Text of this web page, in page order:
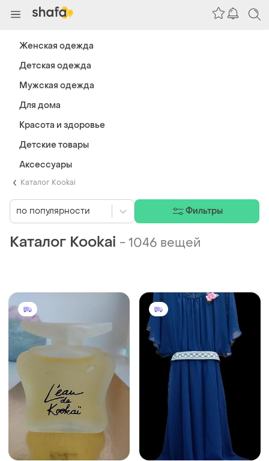
Каталог Kookai
Каталог Kookai -1046 вещей
по популярности Фильтры
Женская одежда
Детская одежда
Мужская одежда
Для дома
Красота и здоровье
Детские товары
Аксессуары